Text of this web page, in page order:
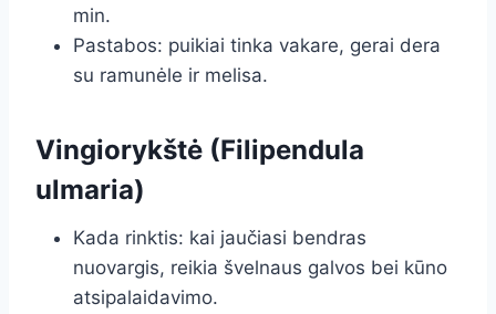
min.
Pastabos: puikiai tinka vakare, gerai dera
su ramunėle ir melisa.
Vingiorykštė (Filipendula
ulmaria)
Kada rinktis: kai jaučiasi bendras
nuovargis, reikia švelnaus galvos bei kūno
atsipalaidavimo.